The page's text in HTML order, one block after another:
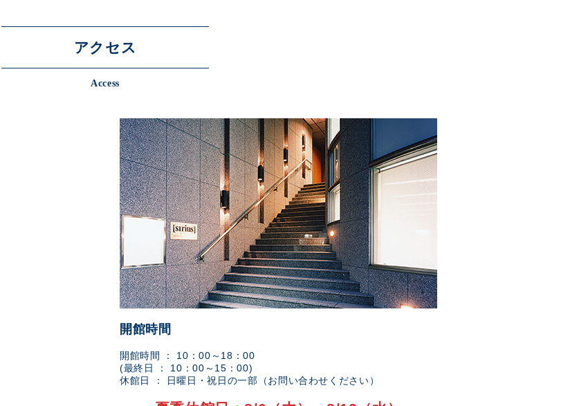
アクセス
Access
開館時間
開館時間 ： 10：00～18：00
(最終日 ： 10：00～15：00)
休館日 ： 日曜日・祝日の一部（お問い合わせください）